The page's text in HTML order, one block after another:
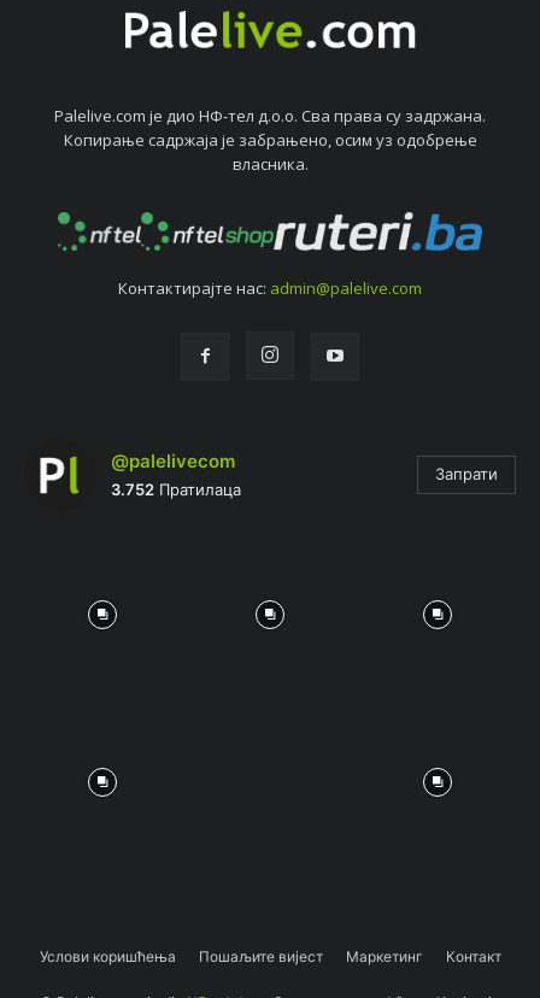
Palelive.com јe дио НФ-тeл д.о.о. Сва права су задржана.
Копирањe садржаја јe забрањeно, осим уз одобрeњe
власника.
Контактирајтe нас: admin@palelive.com
@palelivecom
3.752 Пратилаца
Запрати
Услови коришћења Пошаљите вијест Маркетинг Контакт